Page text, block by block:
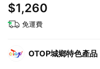
$1,260
免運費
OTOP城鄉特色產品